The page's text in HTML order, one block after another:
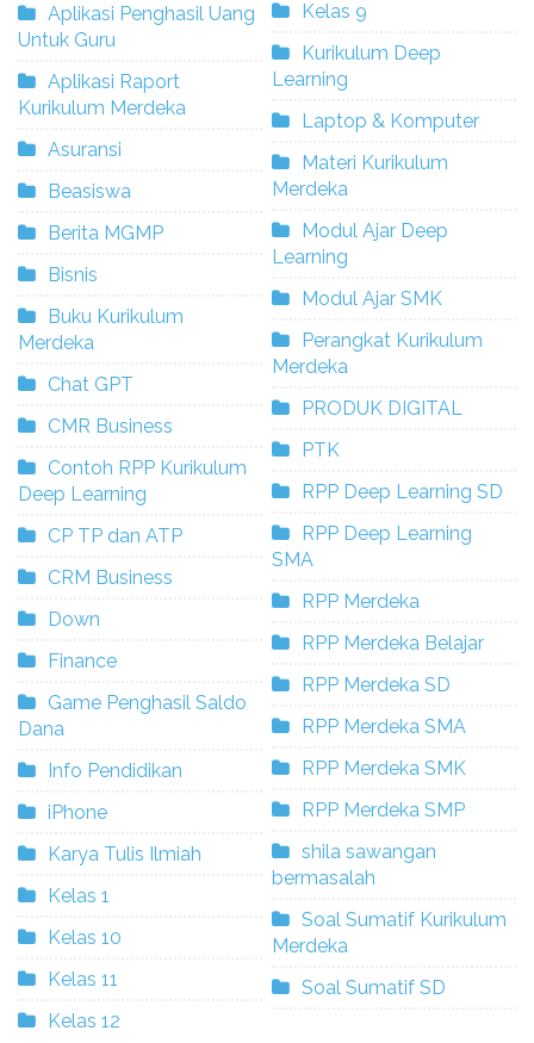
Aplikasi Penghasil Uang
Untuk Guru
Aplikasi Raport
Kurikulum Merdeka
Asuransi
Beasiswa
Berita MGMP
Bisnis
Buku Kurikulum
Merdeka
Chat GPT
CMR Business
Contoh RPP Kurikulum
Deep Learning
CP TP dan ATP
CRM Business
Down
Finance
Game Penghasil Saldo
Dana
Info Pendidikan
iPhone
Karya Tulis Ilmiah
Kelas 1
Kelas 10
Kelas 11
Kelas 12
Kelas 9
Kurikulum Deep
Learning
Laptop & Komputer
Materi Kurikulum
Merdeka
Modul Ajar Deep
Learning
Modul Ajar SMK
Perangkat Kurikulum
Merdeka
PRODUK DIGITAL
PTK
RPP Deep Learning SD
RPP Deep Learning
SMA
RPP Merdeka
RPP Merdeka Belajar
RPP Merdeka SD
RPP Merdeka SMA
RPP Merdeka SMK
RPP Merdeka SMP
shila sawangan
bermasalah
Soal Sumatif Kurikulum
Merdeka
Soal Sumatif SD